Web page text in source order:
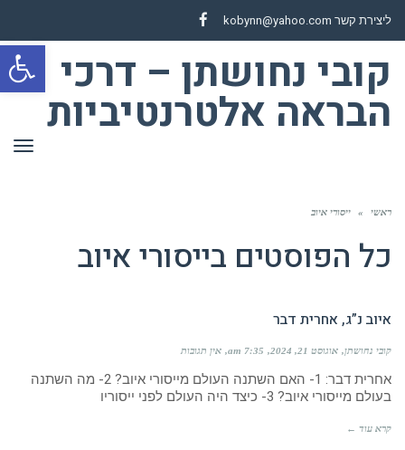
ליצירת קשר kobynn@yahoo.com
Facebook
קובי נחושתן – דרכי
הבראה אלטרנטיביות
ראשי » ייסורי איוב
כל הפוסטים בייסורי איוב
איוב נ”ג, אחרית דבר
קובי נחושתן אוגוסט 21, 2024 7:35 am אין תגובות
אחרית דבר: 1- האם השתנה העולם מייסורי איוב? 2- מה השתנה
בעולם מייסורי איוב? 3- כיצד היה העולם לפני ייסוריו
קרא עוד ←